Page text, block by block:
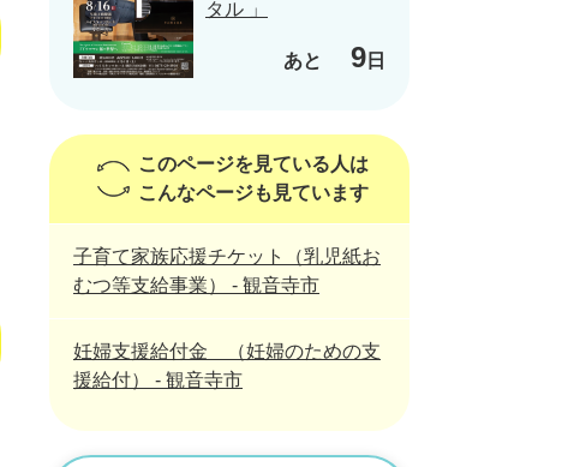
タル 」
あと 9 日
このページを見ている人は
こんなページも見ています
子育て家族応援チケット（乳児紙お
むつ等支給事業） - 観音寺市
妊婦支援給付金 （妊婦のための支
援給付） - 観音寺市